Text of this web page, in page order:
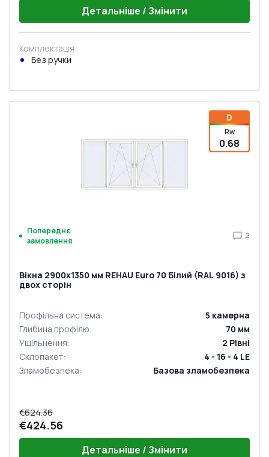
Детальніше / Змінити
Комплектація
Без ручки
D
Rw
0.68
Попереднє
замовлення
2
Вікна 2900x1350 мм REHAU Euro 70 Білий (RAL 9016) з
двох сторін
Профільна система: 5 камерна
Глибина профілю: 70 мм
Ущільнення: 2 Рівні
Склопакет:
4 - 16 - 4 LE
Зламобезпека: Базова зламобезпека
€624.36
€424.56
Детальніше / Змінити